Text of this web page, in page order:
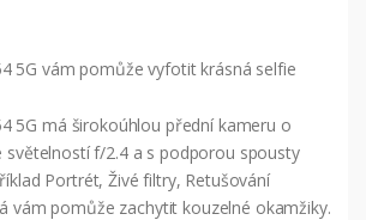
5G vám pomůže vyfotit krásná selfie
5G má širokoúhlou přední kameru o
světelností f/2.4 a s podporou spousty
Portrét, Živé filtry, Retušování
vám pomůže zachytit kouzelné okamžiky.